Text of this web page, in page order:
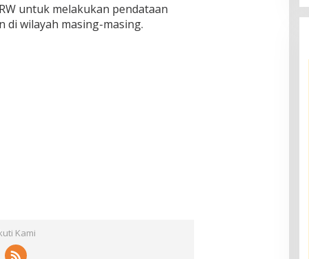
untuk melakukan pendataan
wilayah masing-masing.
Kami